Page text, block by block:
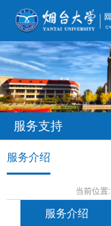
服务支持
服务介绍
当前位置:
服务介绍